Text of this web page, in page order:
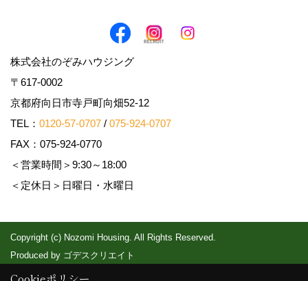
株式会社のぞみハウジング
〒617-0002
京都府向日市寺戸町向畑52-12
TEL： 0120-57-0707 / 075-924-0707
FAX：075-924-0770
＜営業時間＞9:30～18:00
＜定休日＞日曜日・水曜日
Copyright (c) Nozomi Housing. All Rights Reserved.
Produced by ゴデスクリエイト